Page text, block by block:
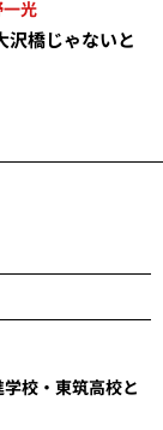
一光
沢橋じゃないと
学校・東筑高校と